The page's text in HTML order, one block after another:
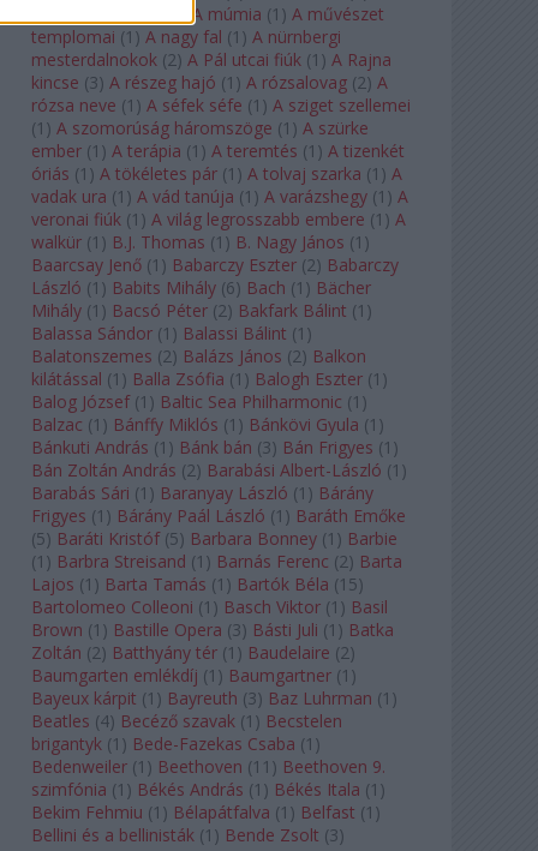
A múmia (1 ) A művészet
templomai (1 ) A nagy fal (1 ) A nürnbergi
mesterdalnokok (2) A Pál utcai fiúk (1 ) A Rajna
kincse (3) A részeg hajó (1 ) A rózsalovag (2) A
rózsa neve (1 ) A séfek séfe (1 ) A sziget szellemei
(1 ) A szomorúság háromszöge (1 ) A szürke
ember (1 ) A terápia (1 ) A teremtés (1 ) A tizenkét
óriás (1 ) A tökéletes pár (1 ) A tolvaj szarka (1 ) A
vadak ura (1 ) A vád tanúja (1 ) A varázshegy (1 ) A
veronai fiúk (1 ) A világ legrosszabb embere (1 ) A
walkür (1 ) B.J. Thomas (1 ) B. Nagy János (1 )
Baarcsay Jenő (1 ) Babarczy Eszter (2) Babarczy
László (1 ) Babits Mihály (6) Bach (1 ) Bächer
Mihály (1 ) Bacsó Péter (2) Bakfark Bálint (1 )
Balassa Sándor (1 ) Balassi Bálint (1 )
Balatonszemes (2) Balázs János (2) Balkon
kilátással (1 ) Balla Zsófia (1 ) Balogh Eszter (1 )
Balog József (1 ) Baltic Sea Philharmonic (1 )
Balzac (1 ) Bánffy Miklós (1 ) Bánkövi Gyula (1 )
Bánkuti András (1 ) Bánk bán (3) Bán Frigyes (1 )
Bán Zoltán András (2) Barabási Albert-László (1 )
Barabás Sári (1 ) Baranyay László (1 ) Bárány
Frigyes (1 ) Bárány Paál László (1 ) Baráth Emőke
(5) Baráti Kristóf (5) Barbara Bonney (1 ) Barbie
(1 ) Barbra Streisand (1 ) Barnás Ferenc (2) Barta
Lajos (1 ) Barta Tamás (1 ) Bartók Béla (15)
Bartolomeo Colleoni (1 ) Basch Viktor (1 ) Basil
Brown (1 ) Bastille Opera (3) Básti Juli (1 ) Batka
Zoltán (2) Batthyány tér (1 ) Baudelaire (2)
Baumgarten emlékdíj (1 ) Baumgartner (1 )
Bayeux kárpit (1 ) Bayreuth (3) Baz Luhrman (1 )
Beatles (4) Becéző szavak (1 ) Becstelen
brigantyk (1 ) Bede-Fazekas Csaba (1 )
Bedenweiler (1 ) Beethoven (11 ) Beethoven 9.
szimfónia (1 ) Békés András (1 ) Békés Itala (1 )
Bekim Fehmiu (1 ) Bélapátfalva (1 ) Belfast (1 )
Bellini és a bellinisták (1 ) Bende Zsolt (3)